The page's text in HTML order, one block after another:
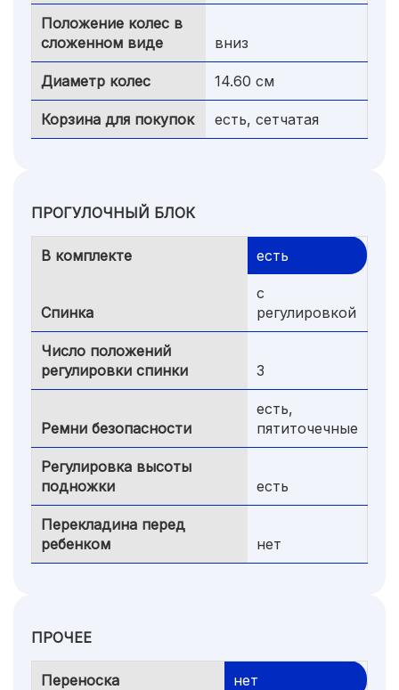
Положение колес в
сложенном виде
вниз
Диаметр колес 14.60 см
Корзина для покупок есть, сетчатая
ПРОГУЛОЧНЫЙ БЛОК
В комплекте есть
Спинка
с
регулировкой
Число положений
регулировки спинки
3
Ремни безопасности
есть,
пятиточечные
Регулировка высоты
подножки
есть
Перекладина перед
ребенком
нет
ПРОЧЕЕ
Переноска нет